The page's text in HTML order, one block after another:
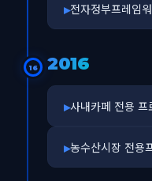
전자정부프레임
16 2016
사내카페 전용
농수산시장 전용